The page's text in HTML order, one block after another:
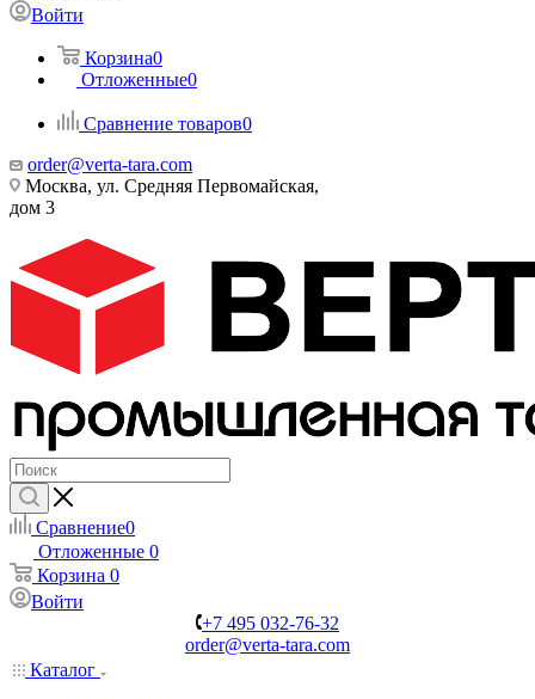
Войти
Корзина0
Отложенные0
Сравнение товаров0
order@verta-tara.com
Москва, ул. Средняя Первомайская,
дом 3
Сравнение0
Отложенные 0
Корзина 0
Войти
+7 495 032-76-32
order@verta-tara.com
Каталог